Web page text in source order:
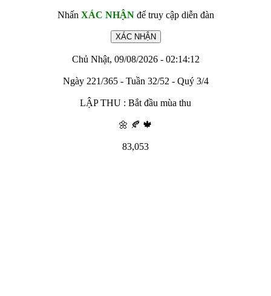
Nhấn XÁC NHẬNđể truy cập diễn đàn
Chủ Nhật, 09/08/2026 - 02:14:12
Ngày 221/365 - Tuần 32/52 - Quý 3/4
LẬP THU : Bắt đầu mùa thu
🌼 🍂 🍁
83,053